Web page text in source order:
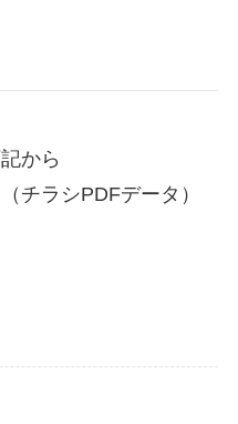
から
チラシPDFデータ）